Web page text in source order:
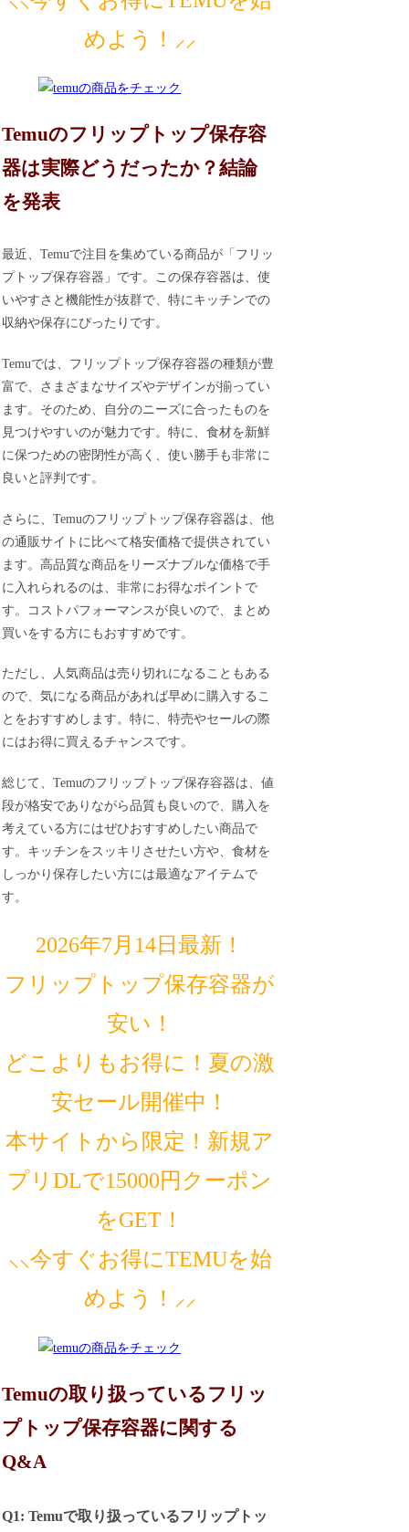
めよう！⸝⸝
Temuのフリップトップ保存容
器は実際どうだったか？結論
を発表
最近、Temuで注目を集めている商品が「フリッ
プトップ保存容器」です。この保存容器は、使
いやすさと機能性が抜群で、特にキッチンでの
収納や保存にぴったりです。
Temuでは、フリップトップ保存容器の種類が豊
富で、さまざまなサイズやデザインが揃ってい
ます。そのため、自分のニーズに合ったものを
見つけやすいのが魅力です。特に、食材を新鮮
に保つための密閉性が高く、使い勝手も非常に
良いと評判です。
さらに、Temuのフリップトップ保存容器は、他
の通販サイトに比べて格安価格で提供されてい
ます。高品質な商品をリーズナブルな価格で手
に入れられるのは、非常にお得なポイントで
す。コストパフォーマンスが良いので、まとめ
買いをする方にもおすすめです。
ただし、人気商品は売り切れになることもある
ので、気になる商品があれば早めに購入するこ
とをおすすめします。特に、特売やセールの際
にはお得に買えるチャンスです。
総じて、Temuのフリップトップ保存容器は、値
段が格安でありながら品質も良いので、購入を
考えている方にはぜひおすすめしたい商品で
す。キッチンをスッキリさせたい方や、食材を
しっかり保存したい方には最適なアイテムで
す。
2026年7月14日最新！
フリップトップ保存容器が
安い！
どこよりもお得に！夏の激
安セール開催中！
本サイトから限定！新規ア
プリDLで15000円クーポン
をGET！
⸜⸜今すぐお得にTEMUを始
めよう！⸝⸝
Temuの取り扱っているフリッ
プトップ保存容器に関する
Q&A
Q1: Temuで取り扱っているフリップトッ